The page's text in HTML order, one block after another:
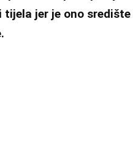
tijela jer je ono